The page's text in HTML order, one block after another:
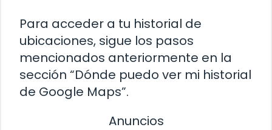
Para acceder a tu historial de
ubicaciones, sigue los pasos
mencionados anteriormente en la
sección “Dónde puedo ver mi historial
de Google Maps”.
Anuncios